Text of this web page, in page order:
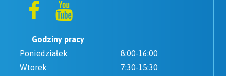
Godziny pracy
Poniedziałek
8:00-16:00
Wtorek
7:30-15:30